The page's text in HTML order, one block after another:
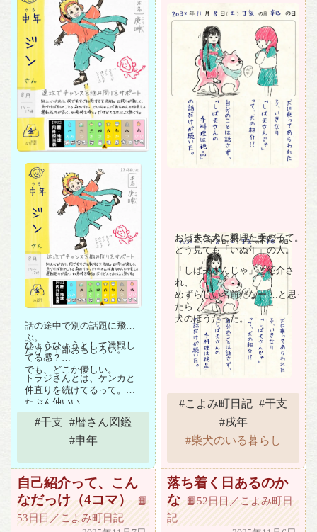
話の途中で別の話題に飛
ぶ。
だけど全部おもしろい。
ひょうひょうとして達観し
てる感？
でも、どこか優しい。
トラジさんとは、ケンカと
仲直りを続けてるって。
たぶん仲いい。
#干支
#暦さん図鑑
#申年
おっきな犬に乗った女の子、
どう見ても「いぬ年」の人。
「しば夫さんじゃ」と紹介さ
れ、
めずらしい名前だなー …と思っ
たら
犬のほうだった。
しば夫さん、料理上手だって。
#こよみ町日記 #干支
#戌年
#柴犬のいる暮らし
自己紹介って、こん
なだっけ（4コマ）
📙
53日目／こよみ町日記
落ち着く日あるのか
な 📙52日目／こよみ町日
記